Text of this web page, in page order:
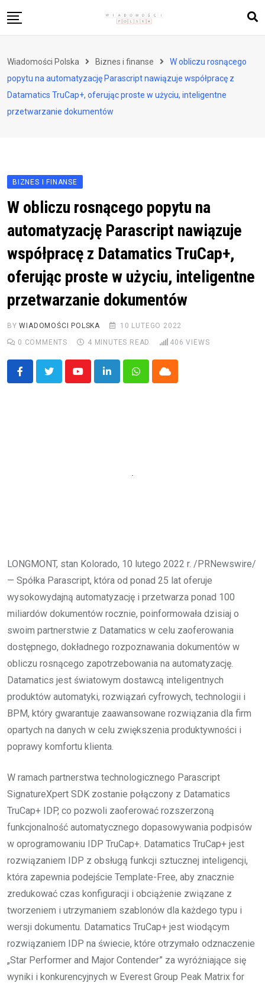
to
Zdrowie i styl życia
Polityka i społeczeństwo
Nauka i technologie
Wiadomości Polska Biznes i finanse
W obliczu rosnącego
popytu na automatyzację Parascript nawiązuje współpracę z
Datamatics TruCap+, oferując proste w użyciu, inteligentne
przetwarzanie dokumentów
BIZNES I FINANSE
W obliczu rosnącego popytu na
automatyzację Parascript nawiązuje
współpracę z Datamatics TruCap+,
oferując proste w użyciu, inteligentne
przetwarzanie dokumentów
BYWIADOMOŚCI POLSKA
10 LUTEGO 2022
0 COMMENTS 4 MINUTES READ 406 VIEWS
YoutubeLinkedInWhatsappCloud
LONGMONT, stan Kolorado, 10 lutego 2022 r. /PRNewswire/
— Spółka Parascript, która od ponad 25 lat oferuje
wysokowydajną automatyzację i przetwarza ponad 100
miliardów dokumentów rocznie, poinformowała dzisiaj o
swoim partnerstwie z Datamatics w celu zaoferowania
dostępnego, dokładnego rozpoznawania dokumentów w
obliczu rosnącego zapotrzebowania na automatyzację.
Datamatics jest światowym dostawcą inteligentnych
produktów automatyki, rozwiązań cyfrowych, technologii i
BPM, który gwarantuje zaawansowane rozwiązania dla firm
opartych na danych w celu zwiększenia produktywności i
poprawy komfortu klienta.
W ramach partnerstwa technologicznego Parascript
SignatureXpert SDK zostanie połączony z Datamatics
TruCap+ IDP, co pozwoli zaoferować rozszerzoną
funkcjonalność automatycznego dopasowywania podpisów
w oprogramowaniu IDP TruCap+. Datamatics TruCap+ jest
rozwiązaniem IDP z obsługą funkcji sztucznej inteligencji,
która zapewnia podejście Template-Free, aby znacznie
zredukować czas konfiguracji i obciążenie związane z
tworzeniem i utrzymaniem szablonów dla każdego typu i
wersji dokumentu. Datamatics TruCap+ jest wiodącym
rozwiązaniem IDP na świecie, które otrzymało odznaczenie
„Star Performer and Major Contender” za wyróżniające się
wyniki i konkurencyjnych w Everest Group Peak Matrix for